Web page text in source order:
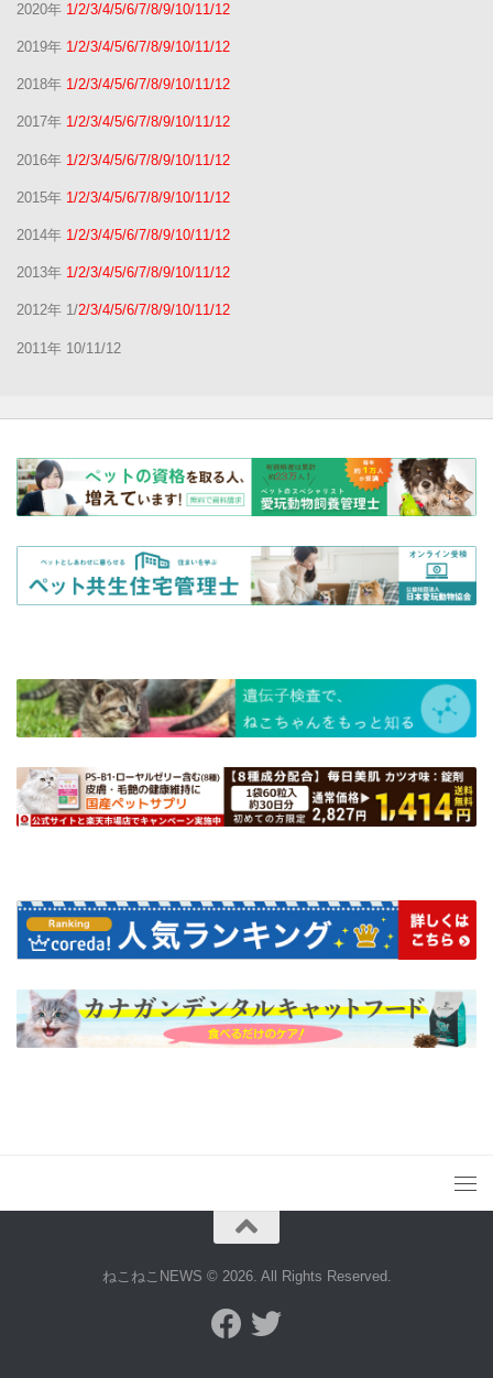
2020年 1/2/3/4/5/6/7/8/9/10/11/12
2019年 1/2/3/4/5/6/7/8/9/10/11/12
2018年 1/2/3/4/5/6/7/8/9/10/11/12
2017年 1/2/3/4/5/6/7/8/9/10/11/12
2016年 1/2/3/4/5/6/7/8/9/10/11/12
2015年 1/2/3/4/5/6/7/8/9/10/11/12
2014年 1/2/3/4/5/6/7/8/9/10/11/12
2013年 1/2/3/4/5/6/7/8/9/10/11/12
2012年 1/2/3/4/5/6/7/8/9/10/11/12
2011年 10/11/12
ねこねこNEWS © 2026. All Rights Reserved.